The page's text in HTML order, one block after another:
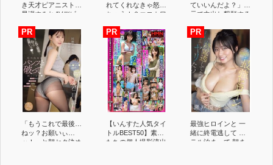
き天才ピアニスト
早瀬すみれAVデビ
れてくれなきゃ怒っ
ちゃう！？エロカワ
花守夏歩
ていいんだよ？」耳
元で中出し懇願する
ASMRで家庭崩壊寸
前なのに不倫マ○コ
への危険中出しがや
められない「奥さん
に内緒でさくらのマ
〇コ孕ませて…」
胡桃さくら
「もうこれで最後…
ねッ？お願いぃ
ッ！」と朝セク決め
【いんすた人気タイ
トルBEST50】素人
たちの個人撮影流出
最強ヒロインと 一
緒に終電逃して ホ
テル泊まって 朝ま